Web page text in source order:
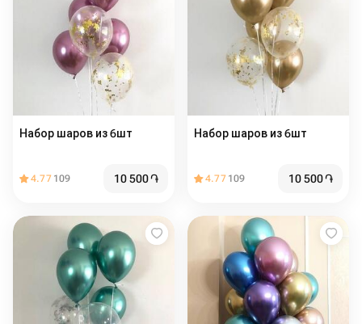
Набор шаров из 6шт
4.77 109 10 500֏
Набор шаров из 6шт
4.77 109 10 500֏